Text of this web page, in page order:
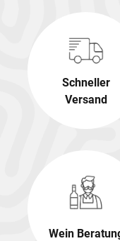
Schneller
Versand
Wein